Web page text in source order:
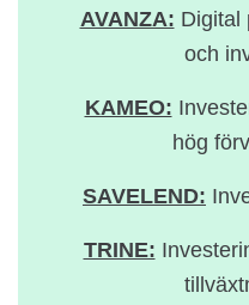
AVANZA: Digital
och
KAMEO:
hög
SAVELEND:
TRINE: